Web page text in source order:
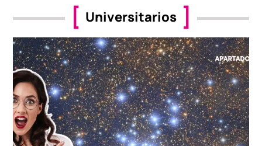
Universitarios